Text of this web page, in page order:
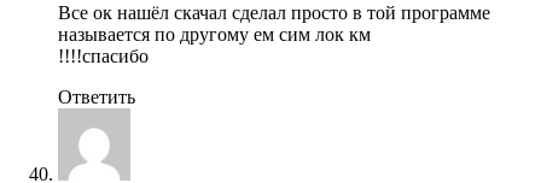
Все ок нашёл скачал сделал просто в той программе
называется по другому ем сим лок км
!!!!спасибо
Ответить